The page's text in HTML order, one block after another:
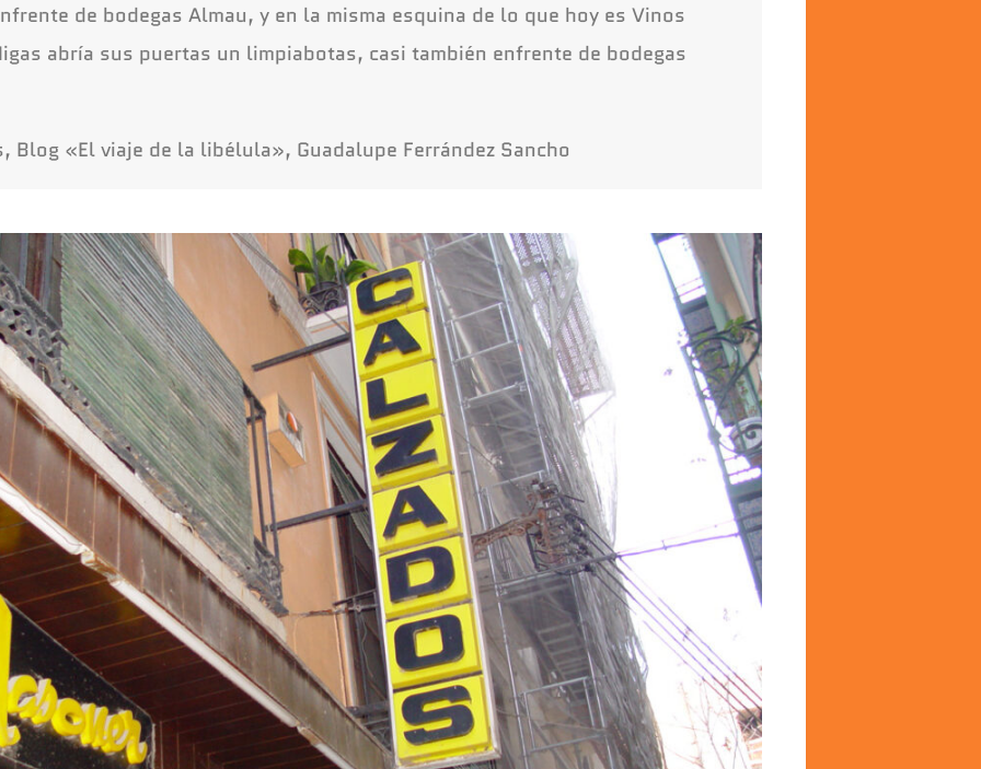
de bodegas Almau, y en la misma esquina de lo que hoy es Vinos
abría sus puertas un limpiabotas, casi también enfrente de bodegas
Blog «El viaje de la libélula», Guadalupe Ferrández Sancho